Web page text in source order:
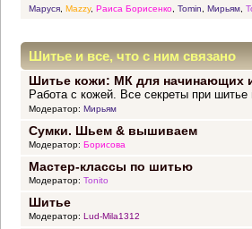
Маруся, Mazzy, Раиса Борисенко, Tomin Мирьям,
Шитье и все, что с ним связано
Шитье кожи: МК для начинающих
Работа с кожей. Все секреты при шитье
Модератор: Мирьям
Сумки. Шьем & вышиваем
Модератор: Борисова
Мастер-классы по шитью
Модератор: Tonito
Шитье
Модератор: Lud-Mila1312